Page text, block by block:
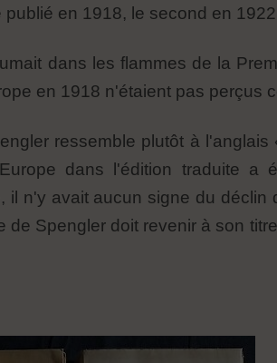
en 1918, le second en
dans les flammes de la
en 1918 n'étaient pas perçus
ressemble plutôt à
dans l'édition traduite
n'y avait aucun signe du déclin
Spengler doit revenir à son